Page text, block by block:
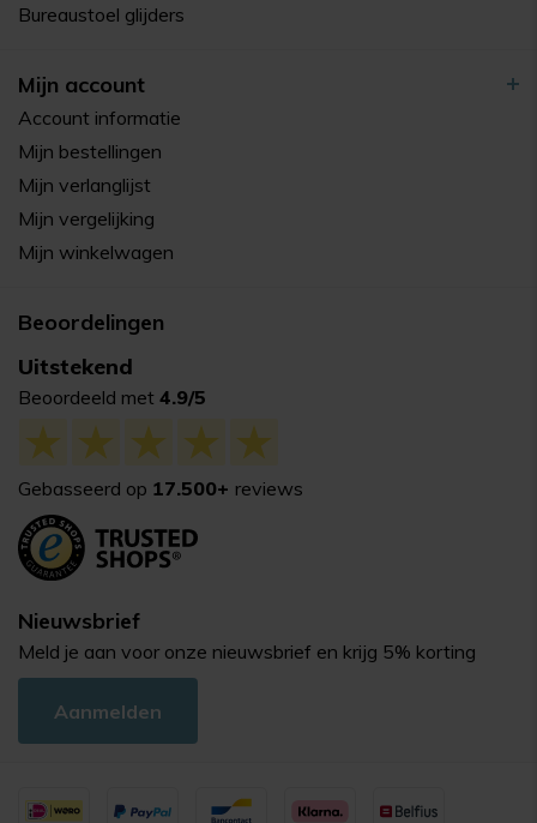
Bureaustoel glijders
Mijn account
Account informatie
Mijn bestellingen
Mijn verlanglijst
Mijn vergelijking
Mijn winkelwagen
Beoordelingen
Uitstekend
Beoordeeld met 4.9/5
Gebasseerd op 17.500+ reviews
Nieuwsbrief
Meld je aan voor onze nieuwsbrief en krijg 5% korting
Aanmelden